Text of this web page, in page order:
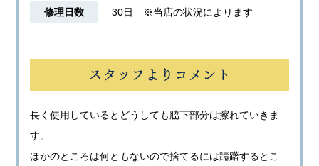
修理日数 30日 ※当店の状況によります
スタッフよりコメント
長く使用しているとどうしても脇下部分は擦れていきま
す。
ほかのところは何ともないので捨てるには躊躇するとこ